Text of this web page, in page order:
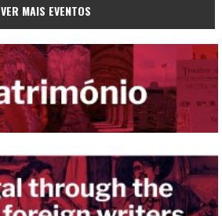
VER MAIS EVENTOS